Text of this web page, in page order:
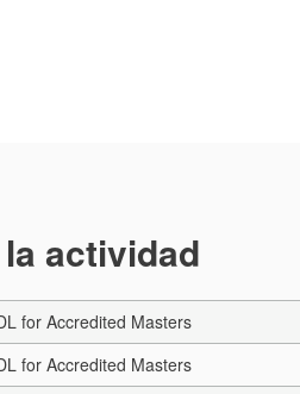
actividad
for Accredited Masters
for Accredited Masters